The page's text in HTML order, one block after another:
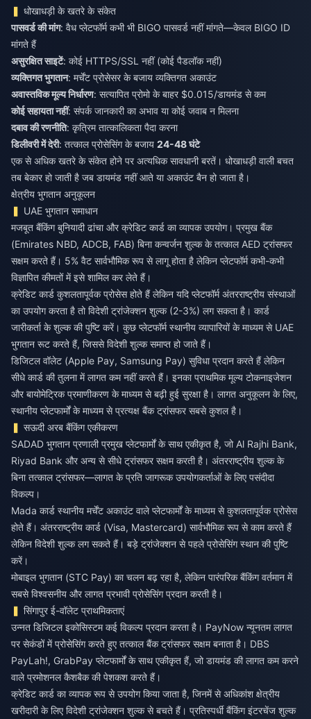
धोखाधड़ी के खतरे के संकेत
पासवर्ड की मांग: वैध प्लेटफॉर्म कभी भी BIGO पासवर्ड नहीं मांगते—केवल BIGO ID
मांगते हैं
असुरक्षित साइटें: कोई HTTPS/SSL नहीं (कोई पैडलॉक नहीं)
व्यक्तिगत भुगतान: मर्चेंट प्रोसेसर के बजाय व्यक्तिगत अकाउंट
अवास्तविक मूल्य निर्धारण: सत्यापित प्रोमो के बाहर $0.015/डायमंड से कम
कोई सहायता नहीं: संपर्क जानकारी का अभाव या कोई जवाब न मिलना
दबाव की रणनीति: कृत्रिम तात्कालिकता पैदा करना
डिलीवरी में देरी: तत्काल प्रोसेसिंग के बजाय 24-48 घंटे
एक से अधिक खतरे के संकेत होने पर अत्यधिक सावधानी बरतें। धोखाधड़ी वाली बचत
तब बेकार हो जाती है जब डायमंड नहीं आते या अकाउंट बैन हो जाता है।
क्षेत्रीय भुगतान अनुकूलन
UAE भुगतान समाधान
मजबूत बैंकिंग बुनियादी ढांचा और क्रेडिट कार्ड का व्यापक उपयोग। प्रमुख बैंक
(Emirates NBD, ADCB, FAB) बिना कन्वर्जन शुल्क के तत्काल AED ट्रांसफर
सक्षम करते हैं। 5% वैट सार्वभौमिक रूप से लागू होता है लेकिन प्लेटफॉर्म कभी-कभी
विज्ञापित कीमतों में इसे शामिल कर लेते हैं।
क्रेडिट कार्ड कुशलतापूर्वक प्रोसेस होते हैं लेकिन यदि प्लेटफॉर्म अंतरराष्ट्रीय संस्थाओं
का उपयोग करता है तो विदेशी ट्रांजेक्शन शुल्क (2-3%) लग सकता है। कार्ड
जारीकर्ता के शुल्क की पुष्टि करें। कुछ प्लेटफॉर्म स्थानीय व्यापारियों के माध्यम से UAE
भुगतान रूट करते हैं, जिससे विदेशी शुल्क समाप्त हो जाते हैं।
डिजिटल वॉलेट (Apple Pay, Samsung Pay) सुविधा प्रदान करते हैं लेकिन
सीधे कार्ड की तुलना में लागत कम नहीं करते हैं। इनका प्राथमिक मूल्य टोकनाइजेशन
और बायोमेट्रिक प्रमाणीकरण के माध्यम से बढ़ी हुई सुरक्षा है। लागत अनुकूलन के लिए,
स्थानीय प्लेटफार्मों के माध्यम से प्रत्यक्ष बैंक ट्रांसफर सबसे कुशल है।
सऊदी अरब बैंकिंग एकीकरण
SADAD भुगतान प्रणाली प्रमुख प्लेटफार्मों के साथ एकीकृत है, जो Al Rajhi Bank,
Riyad Bank और अन्य से सीधे ट्रांसफर सक्षम करती है। अंतरराष्ट्रीय शुल्क के
बिना तत्काल ट्रांसफर—लागत के प्रति जागरूक उपयोगकर्ताओं के लिए पसंदीदा
विकल्प।
Mada कार्ड स्थानीय मर्चेंट अकाउंट वाले प्लेटफार्मों के माध्यम से कुशलतापूर्वक प्रोसेस
होते हैं। अंतरराष्ट्रीय कार्ड (Visa, Mastercard) सार्वभौमिक रूप से काम करते हैं
लेकिन विदेशी शुल्क लग सकते हैं। बड़े ट्रांजेक्शन से पहले प्रोसेसिंग स्थान की पुष्टि
करें।
मोबाइल भुगतान (STC Pay) का चलन बढ़ रहा है, लेकिन पारंपरिक बैंकिंग वर्तमान में
सबसे विश्वसनीय और लागत प्रभावी प्रोसेसिंग प्रदान करती है।
सिंगापुर ई-वॉलेट प्राथमिकताएं
उन्नत डिजिटल इकोसिस्टम कई विकल्प प्रदान करता है। PayNow न्यूनतम लागत
पर सेकंडों में प्रोसेसिंग करते हुए तत्काल बैंक ट्रांसफर सक्षम बनाता है। DBS
PayLah!, GrabPay प्लेटफार्मों के साथ एकीकृत हैं, जो डायमंड की लागत कम करने
वाले प्रमोशनल कैशबैक की पेशकश करते हैं।
क्रेडिट कार्ड का व्यापक रूप से उपयोग किया जाता है, जिनमें से अधिकांश क्षेत्रीय
खरीदारी के लिए विदेशी ट्रांजेक्शन शुल्क से बचते हैं। प्रतिस्पर्धी बैंकिंग इंटरचेंज शुल्क